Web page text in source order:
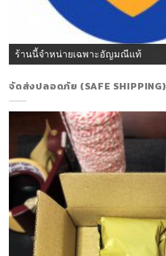
ร้านนี้จำหน่ายเฉพาะอัญมณีแท้
จัดส่งปลอดภัย (SAFE SHIPPING)